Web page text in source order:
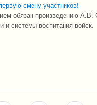
смену участников!
обязан произведению А.В.
и системы воспитания войск.